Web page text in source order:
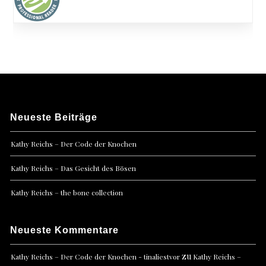
Neueste Beiträge
Kathy Reichs – Der Code der Knochen
Kathy Reichs – Das Gesicht des Bösen
Kathy Reichs – the bone collection
Neueste Kommentare
Kathy Reichs – Der Code der Knochen - tinaliestvorzu Kathy Reichs –